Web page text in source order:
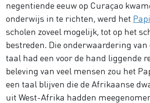
negentiende eeuw op Curaçao
onderwijs in te richten, werd het
scholen zoveel mogelijk, tot op het
bestreden. Die onderwaardering
taal had een voor de hand liggende
beleving van veel mensen zou het
een taal blijven die de Afrikaanse
uit West-Afrika hadden